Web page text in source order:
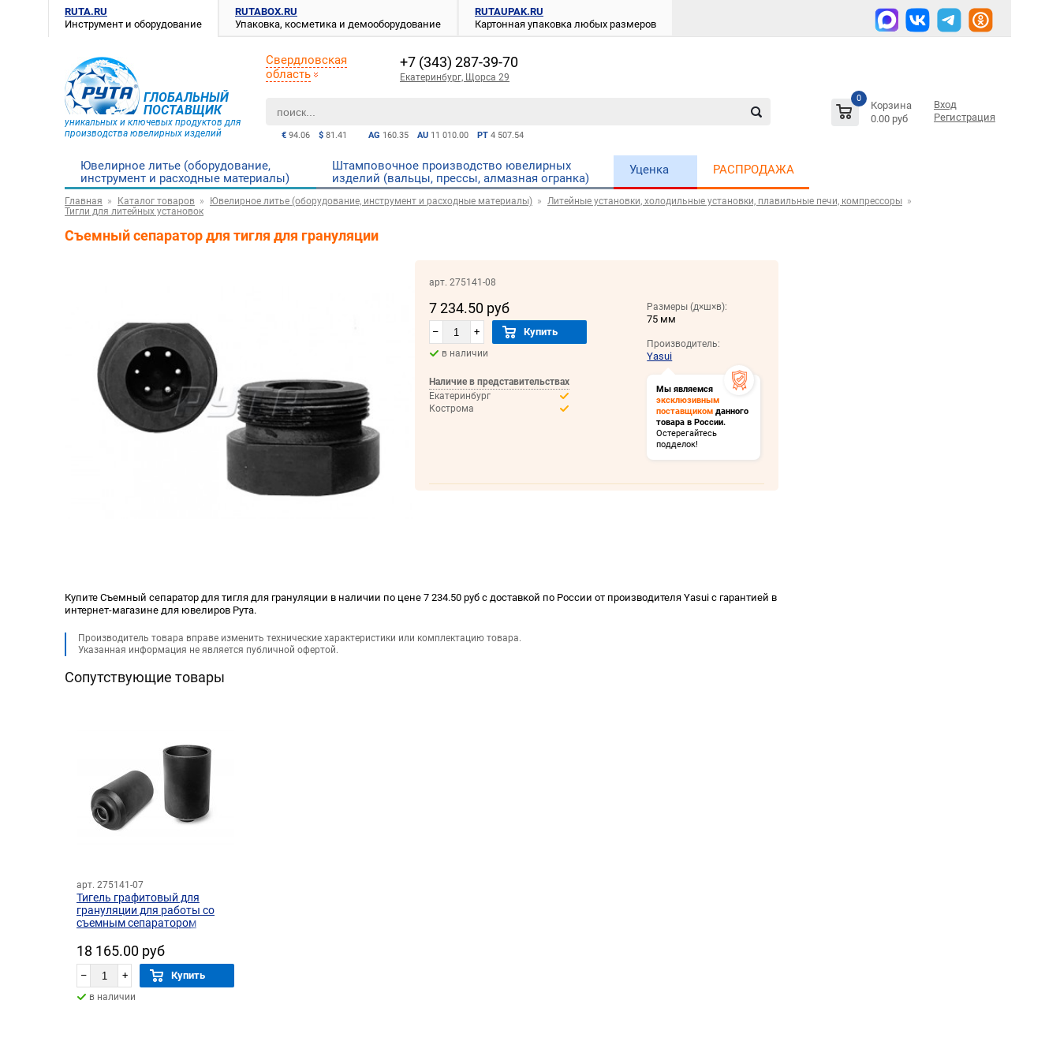
RUTA.RU
Инструмент и оборудование
RUTABOX.RU
Упаковка, косметика и демооборудование
RUTAUPAK.RU
Картонная упаковка любых размеров
ГЛОБАЛЬНЫЙ
ПОСТАВЩИК
уникальных и ключевых продуктов для
производства ювелирных изделий
AG 160.35 AU 11 010.00 PT 4 507.54
€ 94.06 $ 81.41
0
Корзина
0.00 руб
Вход
Регистрация
Свердловская
область
+7 (343) 287-39-70
Екатеринбург, Щорса 29
Ювелирное литье (оборудование,
инструмент и расходные материалы)
Штамповочное производство ювелирных
изделий (вальцы, прессы, алмазная огранка)
Уценка РАСПРОДАЖА
Главная Каталог товаров Ювелирное литье (оборудование, инструмент и расходные материалы)
Литейные установки, холодильные установки, плавильные печи, компрессоры
Тигли для литейных установок
Съемный сепаратор для тигля для грануляции
арт. 275141-08
7 234.50 руб
– + Купить
в наличии
Наличие в представительствах
Екатеринбург
Кострома
Размеры (д×ш×в):
75 мм
Производитель:
Yasui
Мы являемся
эксклюзивным
поставщиком данного
товара в России.
Остерегайтесь
подделок!
Купите Съемный сепаратор для тигля для грануляции в наличии по цене 7 234.50 руб с доставкой по России от производителя Yasui с гарантией в
интернет-магазине для ювелиров Рута.
Производитель товара вправе изменить технические характеристики или комплектацию товара.
Указанная информация не является публичной офертой.
Сопутствующие товары
арт. 275141-07
Тигель графитовый для
грануляции для работы со
съемным сепаратором
18 165.00 руб
– + Купить
в наличии